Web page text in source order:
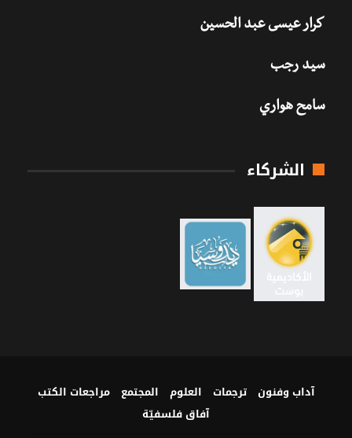
كرار عيسى عبد الحسين
سيد رجب
سامح هواري
الشركاء
آداب وفنون ترجمات العلوم المجتمع
مراجعات الكتب
آفاق فلسفيّة‎